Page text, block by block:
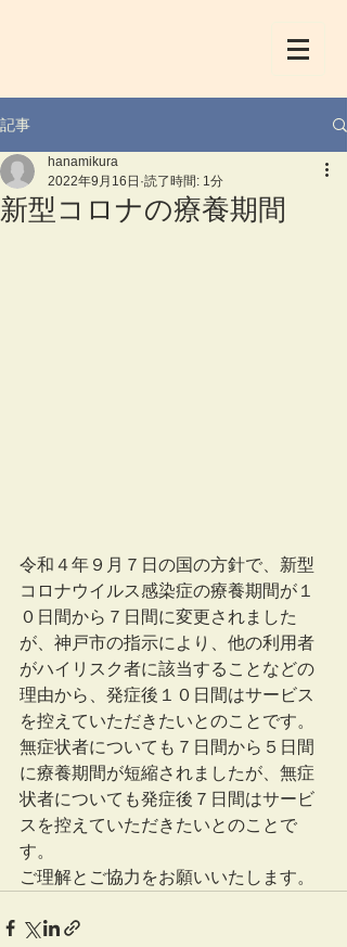
記事
新型コロナの療養期間
hanamikura
2022年9月16日 読了時間: 1分
令和４年９月７日の国の方針で、新型
コロナウイルス感染症の療養期間が１
０日間から７日間に変更されました
が、神戸市の指示により、他の利用者
がハイリスク者に該当することなどの
理由から、発症後１０日間はサービス
を控えていただきたいとのことです。
無症状者についても７日間から５日間
に療養期間が短縮されましたが、無症
状者についても発症後７日間はサービ
スを控えていただきたいとのことで
す。
ご理解とご協力をお願いいたします。